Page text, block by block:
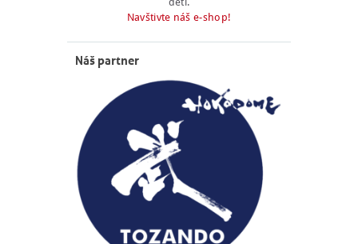
Navštivte náš e-shop!
Náš partner